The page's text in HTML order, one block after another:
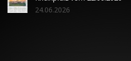
24.06.2026